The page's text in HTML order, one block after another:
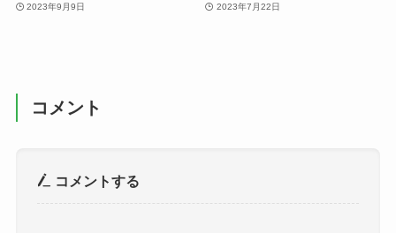
2023年9月9日 2023年7月22日
コメント
コメントする